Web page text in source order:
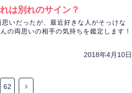
は別れのサイン？
いだったが、最近好きな人がそっけな
の両思いの相手の気持ちを鑑定します！
2018年4月10日
62